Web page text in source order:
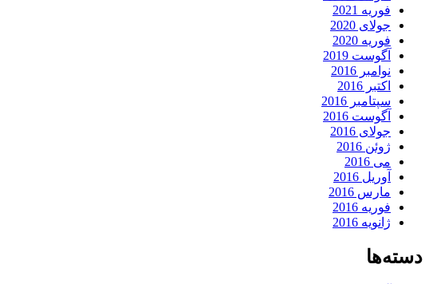
فوریه 2021
جولای 2020
فوریه 2020
آگوست 2019
نوامبر 2016
اکتبر 2016
سپتامبر 2016
آگوست 2016
جولای 2016
ژوئن 2016
می 2016
آوریل 2016
مارس 2016
فوریه 2016
ژانویه 2016
دسته‌ها